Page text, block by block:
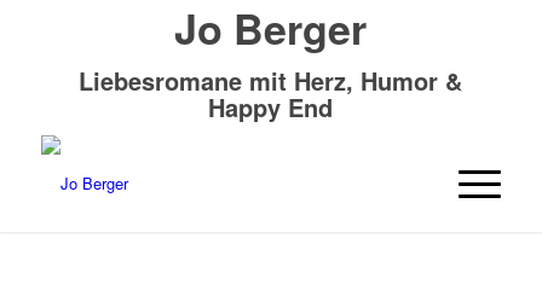
Jo Berger
Liebesromane mit Herz, Humor &
Happy End